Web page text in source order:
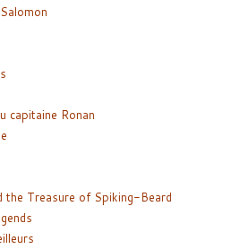
capitaine Ronan
the Treasure of Spiking-Beard